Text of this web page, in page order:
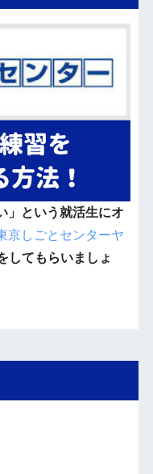
」という就活生にオ
京しごとセンターヤ
してもらいましょ